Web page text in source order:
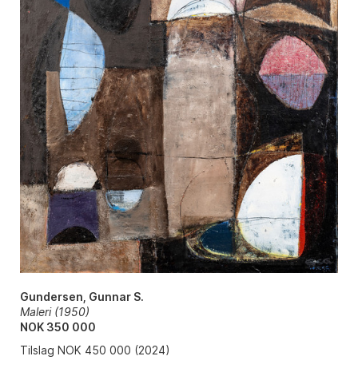
Gundersen, Gunnar S.
Maleri (1950)
NOK 350 000
Tilslag NOK 450 000 (2024)